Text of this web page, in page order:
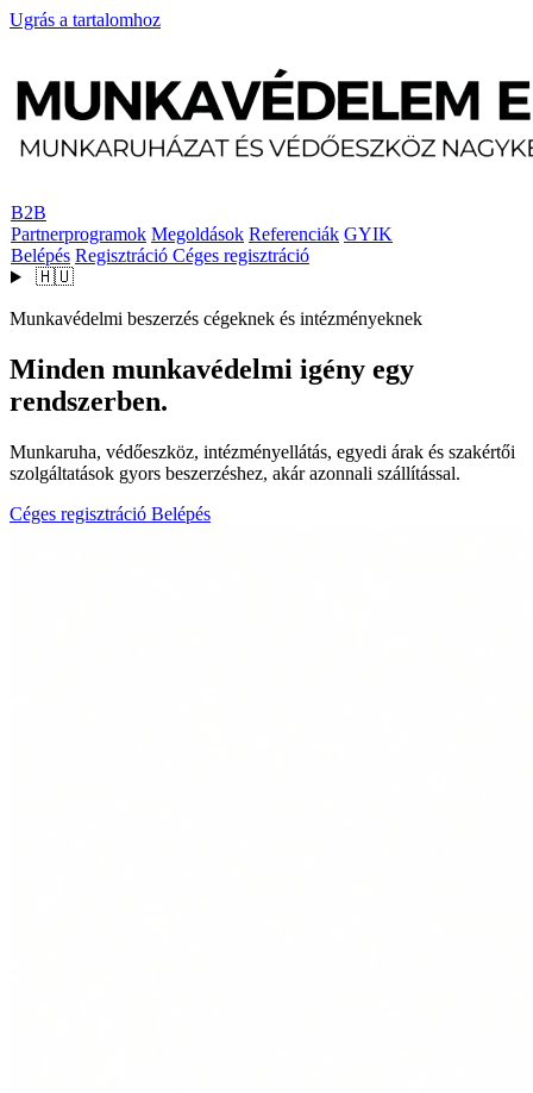
Ugrás a tartalomhoz
B2B
Partnerprogramok Megoldások Referenciák GYIK
Belépés Regisztráció Céges regisztráció
🇭🇺
Munkavédelmi beszerzés cégeknek és intézményeknek
Minden munkavédelmi igény egy
rendszerben.
Munkaruha, védőeszköz, intézményellátás, egyedi árak és szakértői
szolgáltatások gyors beszerzéshez, akár azonnali szállítással.
Céges regisztráció Belépés